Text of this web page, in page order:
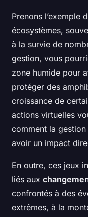
Prenons l’exemple
écosystèmes,
à la survie de
gestion, vous
zone humide pour
protéger des
croissance de
actions virtuelles
comment la gestion
avoir un impact
En outre, ces jeux
liés aux
confrontés à des
extrêmes, à la